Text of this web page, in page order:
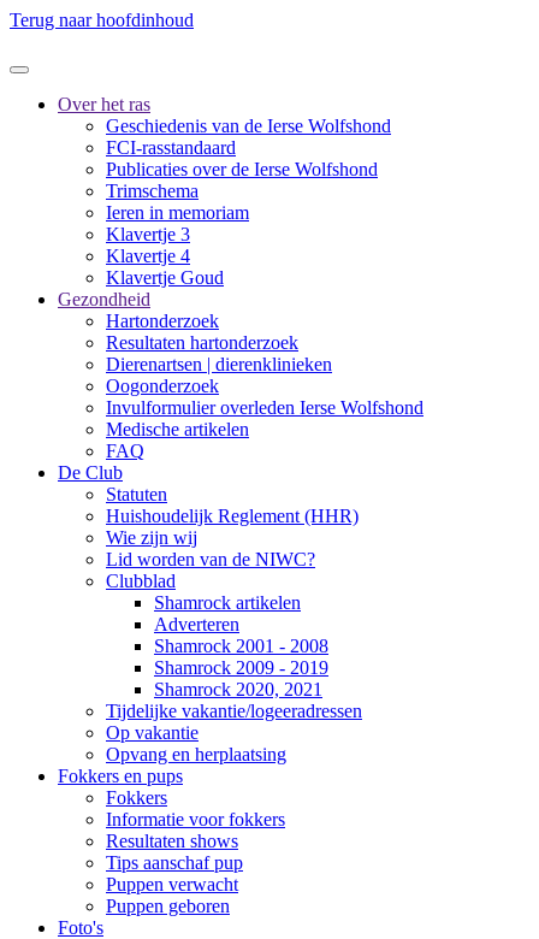
Terug naar hoofdinhoud
Over het ras
Geschiedenis van de Ierse Wolfshond
FCI-rasstandaard
Publicaties over de Ierse Wolfshond
Trimschema
Ieren in memoriam
Klavertje 3
Klavertje 4
Klavertje Goud
Gezondheid
Hartonderzoek
Resultaten hartonderzoek
Dierenartsen | dierenklinieken
Oogonderzoek
Invulformulier overleden Ierse Wolfshond
Medische artikelen
FAQ
De Club
Statuten
Huishoudelijk Reglement (HHR)
Wie zijn wij
Lid worden van de NIWC?
Clubblad
Shamrock artikelen
Adverteren
Shamrock 2001 - 2008
Shamrock 2009 - 2019
Shamrock 2020, 2021
Tijdelijke vakantie/logeeradressen
Op vakantie
Opvang en herplaatsing
Fokkers en pups
Fokkers
Informatie voor fokkers
Resultaten shows
Tips aanschaf pup
Puppen verwacht
Puppen geboren
Foto's